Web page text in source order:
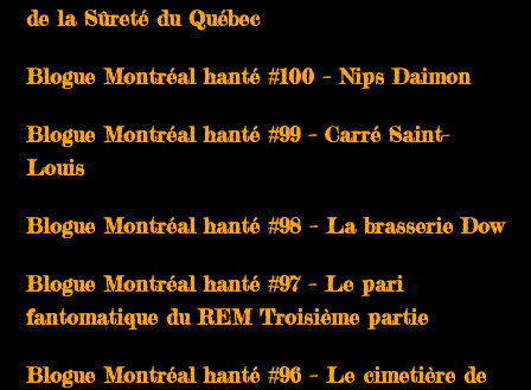
de la Sûreté du Québec
Blogue Montréal hanté #100 – Nips Daimon
Blogue Montréal hanté #99 – Carré Saint-
Louis
Blogue Montréal hanté #98 – La brasserie Dow
Blogue Montréal hanté #97 – Le pari
fantomatique du REM Troisième partie
Blogue Montréal hanté #96 – Le cimetière de